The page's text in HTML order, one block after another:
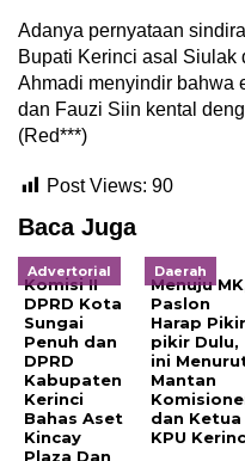
Adanya pernyataan
Bupati Kerinci asal
Ahmadi menyindir bahwa
dan Fauzi Siin kental
(Red***)
Post Views: 90
Baca Juga
Advertorial
Komisi II
DPRD Kota
Sungai
Penuh dan
DPRD
Kabupaten
Kerinci
Bahas Aset
Kincay
Plaza Dan
Daerah
Menuju
Paslon
Harap
pikir Dulu,
ini
Mantan
dan Ketua
KPU